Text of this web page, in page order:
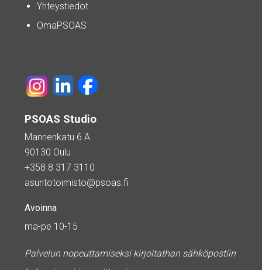
Yhteystiedot
OmaPSOAS
PSOAS Studio
Mannenkatu 6 A
90130 Oulu
+358 8 317 3110
asuntotoimisto@psoas.fi
Avoinna
ma-pe 10-15
Palvelun nopeuttamiseksi kirjoitathan sähköpostiin